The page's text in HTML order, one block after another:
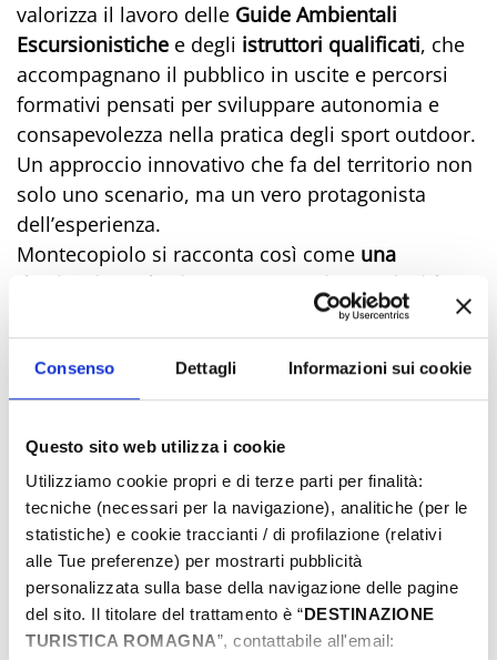
Consenso Dettagli Informazioni sui cookie
Questo sito web utilizza i cookie
Utilizziamo cookie propri e di terze parti per finalità:
tecniche (necessari per la navigazione), analitiche (per le
statistiche) e cookie traccianti / di profilazione (relativi
alle Tue preferenze) per mostrarti pubblicità
personalizzata sulla base della navigazione delle pagine
del sito. Il titolare del trattamento è “DESTINAZIONE
TURISTICA ROMAGNA”, contattabile all'email:
valorizza il lavoro delle Guide Ambientali
Escursionistiche e degli istruttori qualificati, che
accompagnano il pubblico in uscite e percorsi
formativi pensati per sviluppare autonomia e
consapevolezza nella pratica degli sport outdoor.
Un approccio innovativo che fa del territorio non
solo uno scenario, ma un vero protagonista
dell’esperienza.
Montecopiolo si racconta così come una
destinazione da vivere con energia e curiosità
avventura, competenza e contatto diretto con la
natura.
Un nuovo punto di riferimento per chi cerca un
modo diverso di allenarsi, esplorare e lasciarsi
ispirare dall’entroterra romagnolo.
Per tutte le attività in outdoor, le escursioni con
le guide e le iniziative di natura e benessere
clicca qui:
montecopiolooutdoorsporthub.it